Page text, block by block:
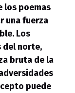
los poemas
una fuerza
Los
del norte,
bruta de la
puede